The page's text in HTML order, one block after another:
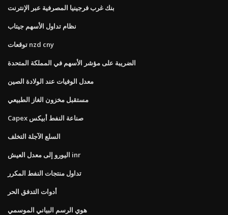
بنك غرب فرجينيا المصرفية عبر الإنترنت
نظام تداول الأسهم جيتاب
توقعات nzd cny
الضريبة على مؤشر الأسهم في المملكة المتحدة
معدل الوفيات عند الولادة الصين
مستقبل مخزون الغاز الطبيعي
Capex صناعة النفط أبيكس
السلع الآجلة التخلف
اليورو إلى معدل العيش inr
تداول منتجات النفط المكرر
أدوات التدفق الحر
هوي الرسم البياني الموسمي